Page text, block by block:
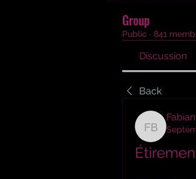
Group
Public · 841
Discussion
Back
Fabian